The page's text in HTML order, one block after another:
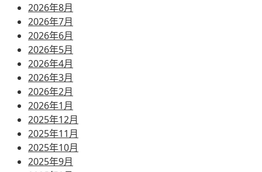
2026年8月
2026年7月
2026年6月
2026年5月
2026年4月
2026年3月
2026年2月
2026年1月
2025年12月
2025年11月
2025年10月
2025年9月